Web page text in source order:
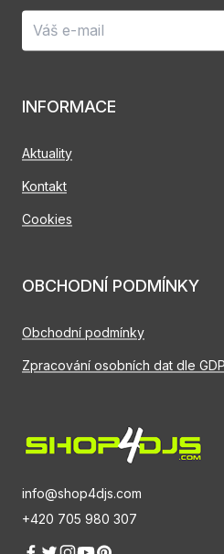
info@shop4djs.com
+420 705 980 307
INFORMACE
Aktuality
Kontakt
Cookies
OBCHODNÍ PODMÍNKY
Obchodní podmínky
Zpracování osobních dat dle